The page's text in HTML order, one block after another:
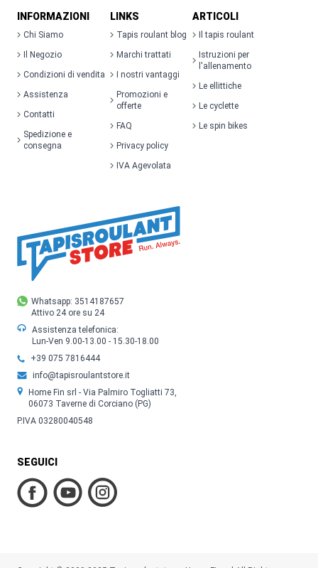
Whatsapp: 3514187657
Attivo 24 ore su 24
Assistenza telefonica:
Lun-Ven 9.00-13.00 - 15.30-18.00
+39 075 7816444
info@tapisroulantstore.it
Home Fin srl - Via Palmiro Togliatti 73,
06073 Taverne di Corciano (PG)
P.IVA 03280040548
SEGUICI
INFORMAZIONI
Chi Siamo
Il Negozio
Condizioni di vendita
Assistenza
Contatti
Spedizione e
consegna
LINKS
Tapis roulant blog
Marchi trattati
I nostri vantaggi
Promozioni e
offerte
FAQ
Privacy policy
IVA Agevolata
ARTICOLI
Il tapis roulant
Istruzioni per
l'allenamento
Le ellittiche
Le cyclette
Le spin bikes